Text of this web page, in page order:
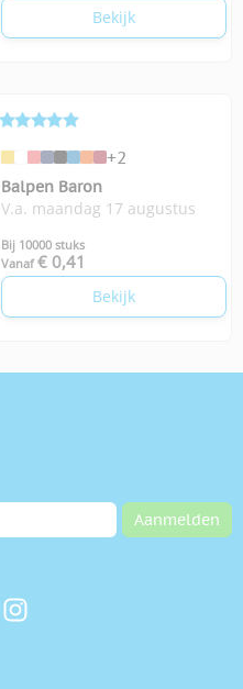
Bekijk
+2
Balpen Baron
V.a. maandag 17 augustus
Bij 10000 stuks
Vanaf € 0,41
Bekijk
Aanmelden